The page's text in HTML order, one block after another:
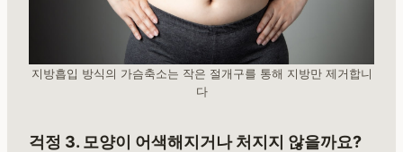
지방흡입 방식의 가슴축소는 작은 절개구를 통해 지방만 제거합니
다
걱정 3. 모양이 어색해지거나 처지지 않을까요?